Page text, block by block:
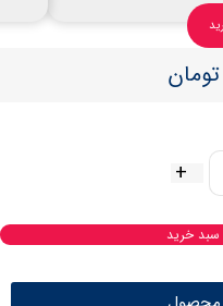
تومان
+
سبد خرید